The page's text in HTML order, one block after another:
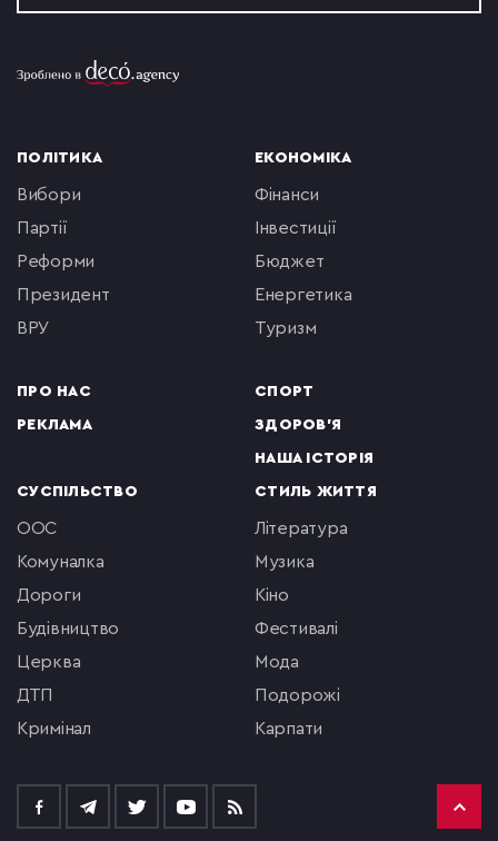
ПОЛІТИКА
вибори
партії
реформи
президент
ВРУ
ПРО НАС
РЕКЛАМА
ЕКОНОМІКА
фінанси
інвестиції
бюджет
енергетика
туризм
СПОРТ
ЗДОРОВ'Я
НАША ІСТОРІЯ
СУСПІЛЬСТВО
ООС
комуналка
Дороги
будівництво
церква
ДТП
кримінал
СТИЛЬ ЖИТТЯ
література
музика
кіно
фестивалі
мода
подорожі
Карпати